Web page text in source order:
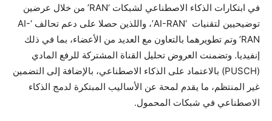
في ابتكارات الذكاء الاصطناعي لشبكات ‘RAN’ من خلال عرضين
توضيحيين لتقنيات ‘AI-RAN’، واللذين حصلا على دعم تحالف ‘AI-
RAN’ وتم تطويرهما بالتعاون مع العديد من الأعضاء، بما في ذلك
إنفيديا. وتضمنت العروض تحليل القناة المشتركة للرفع المادي
(PUSCH) بالاعتماد على الذكاء الاصطناعي، بالإضافة إلى التضمين
غير المنتظم، ما يقدم لمحة عن الأساليب المبتكرة لدمج الذكاء
الاصطناعي في شبكات المحمول.